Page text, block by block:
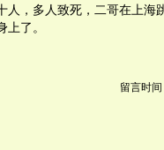
人，多人致死，二哥在上海
了。
留言时间